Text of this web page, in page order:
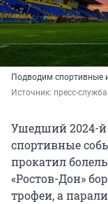
Подводим спортивные
Источник: пресс-
Ушедший 2024-й
спортивные
прокатил
«Ростов-Дон»
трофеи, а